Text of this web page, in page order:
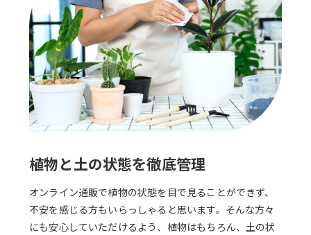
植物と土の状態を徹底管理
オンライン通販で植物の状態を目で見ることができず、
不安を感じる方もいらっしゃると思います。そんな方々
にも安心していただけるよう、植物はもちろん、土の状